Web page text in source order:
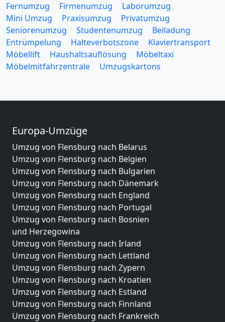
Fernumzug
Firmenumzug
Laborumzug
Mini Umzug
Praxisumzug
Privatumzug
Seniorenumzug
Studentenumzug
Beiladung
Entrümpelung
Halteverbotszone
Klaviertransport
Möbellift
Haushaltsauflösung
Möbeltaxi
Möbelmitfahrzentrale
Umzugskartons
Europa-Umzüge
Umzug von Flensburg nach Belarus
Umzug von Flensburg nach Belgien
Umzug von Flensburg nach Bulgarien
Umzug von Flensburg nach Dänemark
Umzug von Flensburg nach England
Umzug von Flensburg nach Portugal
Umzug von Flensburg nach Bosnien
und Herzegowina
Umzug von Flensburg nach Irland
Umzug von Flensburg nach Lettland
Umzug von Flensburg nach Zypern
Umzug von Flensburg nach Kroatien
Umzug von Flensburg nach Estland
Umzug von Flensburg nach Finnland
Umzug von Flensburg nach Frankreich